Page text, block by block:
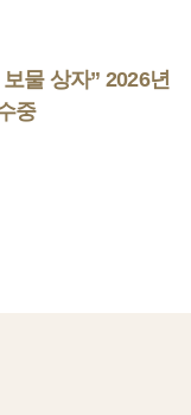
물 상자” 2026년
중